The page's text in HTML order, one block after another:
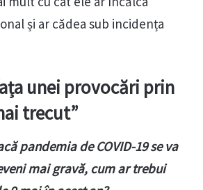
și ar cădea sub incidența
unei provocări prin
trecut”
pandemia de COVID-19 se va
mai gravă, cum ar trebui